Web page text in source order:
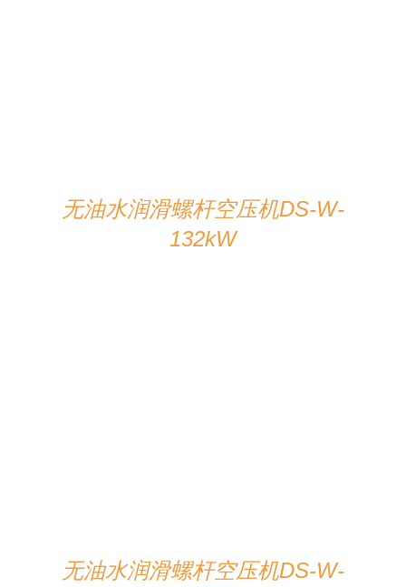
无油水润滑螺杆空压机DS-W-
132kW
无油水润滑螺杆空压机DS-W-